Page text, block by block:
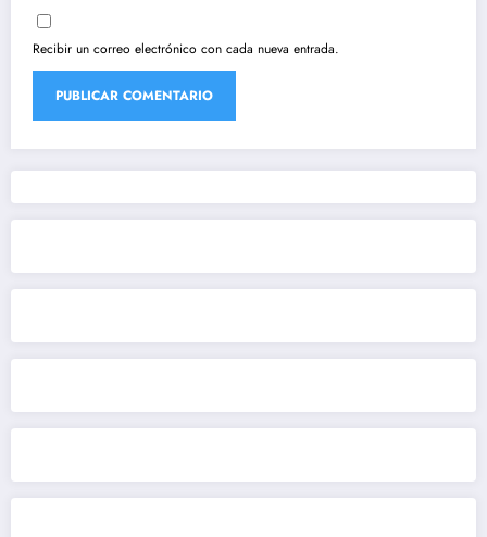
Recibir un correo electrónico con cada nueva entrada.